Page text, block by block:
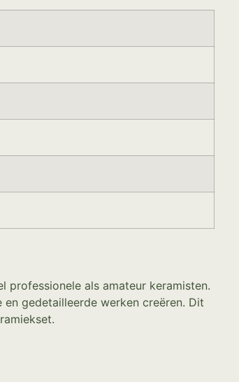
als amateur keramisten.
gedetailleerde werken creëren. Dit